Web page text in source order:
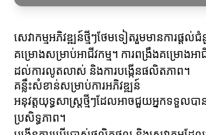
សេវាកម្មអភិវឌ្ឍន៍ថ្មីៗថែមទៀតរួមមានការផ្តល់
គម្រោងសម្រាប់អាជីវកម្ម។ ការពង្រឹងគម្រោងអា
ដល់ការលូតលាស់ និងការបង្កើនផលិតភាព។
គន្លឹះសំខាន់សម្រាប់ការអភិវឌ្ឍន៍
អនុវត្តយុទ្ធសាស្ត្រថ្មីៗដែលអាចជួយអ្នកទទួលប
ប្រសិទ្ធភាព។